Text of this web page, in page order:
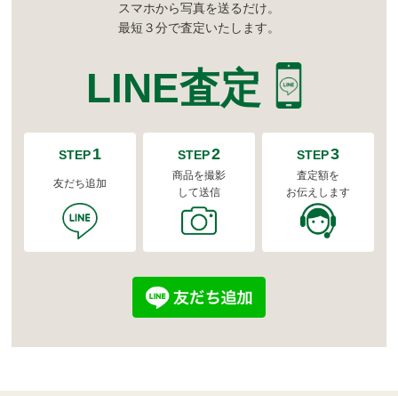
スマホから写真を送るだけ。
最短３分で査定いたします。
LINE査定
STEP1
友だち追加
STEP2
商品を撮影
して送信
STEP3
査定額を
お伝えします